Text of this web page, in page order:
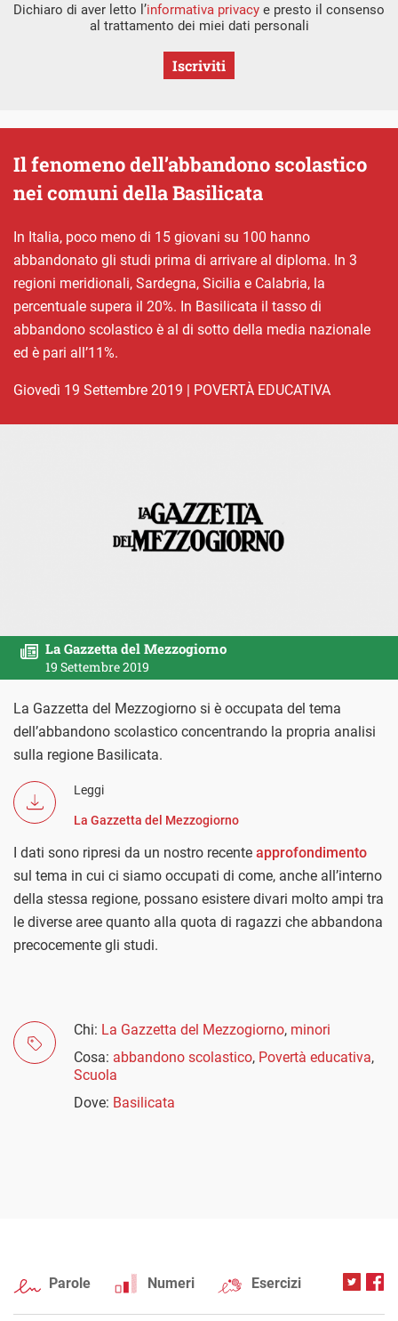
Dichiaro di aver letto l’informativa privacy e presto il consenso
al trattamento dei miei dati personali
Iscriviti
Il fenomeno dell’abbandono scolastico
nei comuni della Basilicata
In Italia, poco meno di 15 giovani su 100 hanno
abbandonato gli studi prima di arrivare al diploma. In 3
regioni meridionali, Sardegna, Sicilia e Calabria, la
percentuale supera il 20%. In Basilicata il tasso di
abbandono scolastico è al di sotto della media nazionale
ed è pari all’11%.
giovedì 19 Settembre 2019 | POVERTÀ EDUCATIVA
La Gazzetta del Mezzogiorno
19 Settembre 2019
La Gazzetta del Mezzogiorno si è occupata del tema
dell’abbandono scolastico concentrando la propria analisi
sulla regione Basilicata.
Leggi
La Gazzetta del Mezzogiorno
I dati sono ripresi da un nostro recente approfondimento
sul tema in cui ci siamo occupati di come, anche all’interno
della stessa regione, possano esistere divari molto ampi tra
le diverse aree quanto alla quota di ragazzi che abbandona
precocemente gli studi.
Chi: La Gazzetta del Mezzogiorno, minori
Cosa: abbandono scolastico, Povertà educativa,
Scuola
Dove: Basilicata
Parole Numeri Esercizi